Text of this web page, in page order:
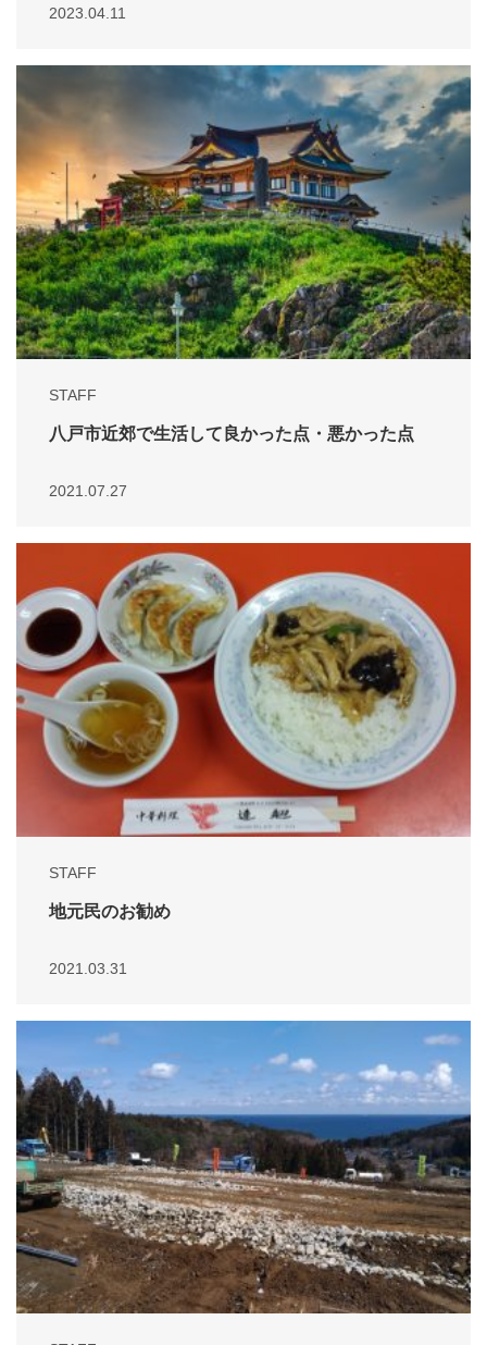
2023.04.11
STAFF
八戸市近郊で生活して良かった点・悪かった点
2021.07.27
STAFF
地元民のお勧め
2021.03.31